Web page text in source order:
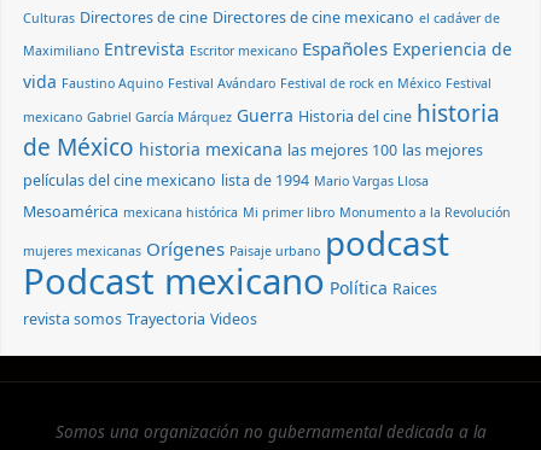
Culturas Directores de cine Directores de cine mexicano el cadáver de
Maximiliano Entrevista Escritor mexicano Españoles Experiencia de
vida Faustino Aquino Festival Avándaro Festival de rock en México Festival
mexicano Gabriel García Márquez Guerra Historia del cine historia
de México historia mexicana las mejores 100 las mejores
películas del cine mexicano lista de 1994 Mario Vargas Llosa
Mesoamérica mexicana histórica Mi primer libro Monumento a la Revolución
mujeres mexicanas Orígenes Paisaje urbano podcast
Podcast mexicano Política Raices
revista somos Trayectoria Videos
Somos una organización no gubernamental dedicada a la